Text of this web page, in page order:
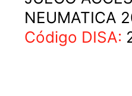
NEUMATICA
Código DISA: